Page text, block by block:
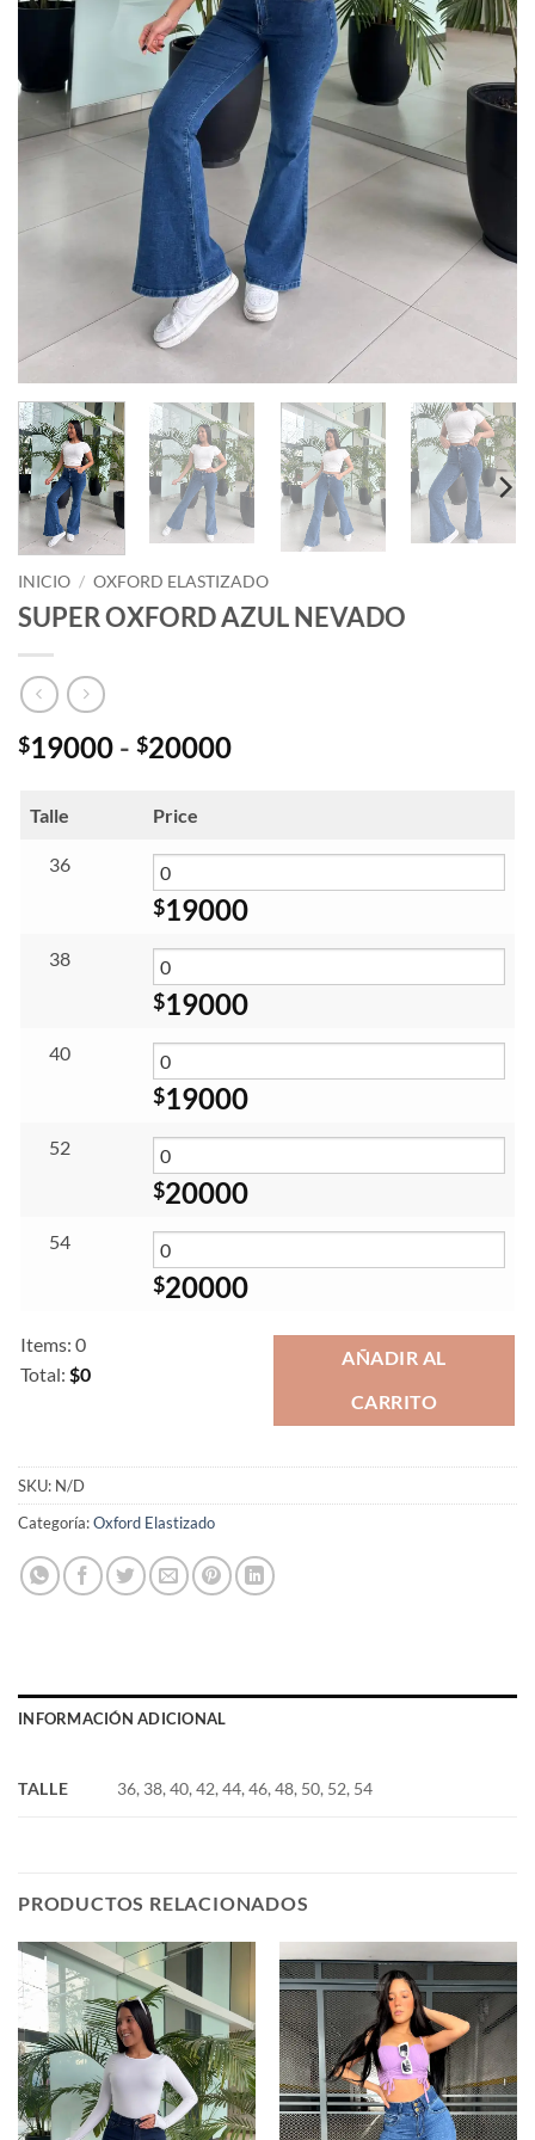
INICIO / OXFORD ELASTIZADO
SUPER OXFORD AZUL NEVADO
$19000 - $20000Rango
$19000
hasta
$20000
Talle Price
36
$19000
38
$19000
40
$19000
52
$20000
54
$20000
Items: 0
Total: $0
total
is
AÑADIR AL
CARRITO
SKU: N/D
Categoría:Oxford Elastizado
INFORMACIÓN ADICIONAL
TALLE 36, 38, 40, 42, 44, 46, 48, 50, 52, 54
PRODUCTOS RELACIONADOS